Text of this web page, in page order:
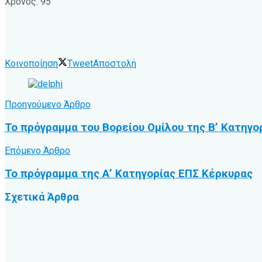
Κοινοποίηση TweetΑποστολή
Προηγούμενο Άρθρο
Το πρόγραμμα του Βορείου Ομίλου της Β’
Επόμενο Άρθρο
Το πρόγραμμα της Α’ Κατηγορίας ΕΠΣ Κέρκυρας
ΣχετικάΆρθρα